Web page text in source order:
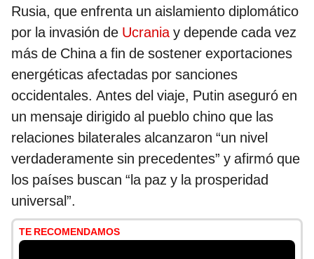
Rusia, que enfrenta un aislamiento diplomático
por la invasión de Ucraniay depende cada vez
más de China a fin de sostener exportaciones
energéticas afectadas por sanciones
occidentales. Antes del viaje, Putin aseguró en
un mensaje dirigido al pueblo chino que las
relaciones bilaterales alcanzaron “un nivel
verdaderamente sin precedentes” y afirmó que
los países buscan “la paz y la prosperidad
universal”.
TE RECOMENDAMOS